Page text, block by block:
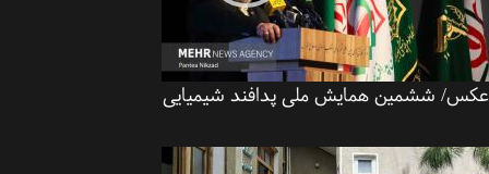
ششمین همایش ملی پدافند شیمیایی